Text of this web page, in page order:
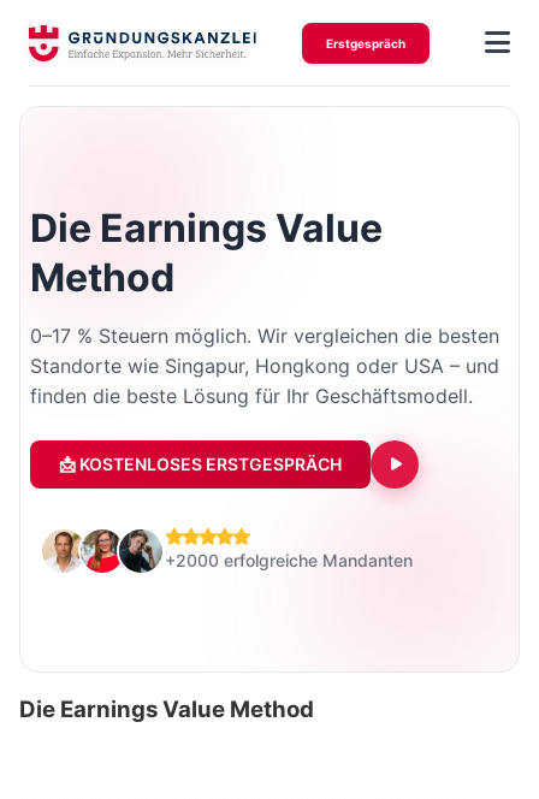
Erstgespräch
Die Earnings Value
Method
0–17 % Steuern möglich. Wir vergleichen die besten
Standorte wie Singapur, Hongkong oder USA – und
finden die beste Lösung für Ihr Geschäftsmodell.
📩 KOSTENLOSES ERSTGESPRÄCH
+2000 erfolgreiche Mandanten
Die Earnings Value Method